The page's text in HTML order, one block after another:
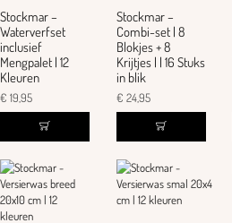
Stockmar –
Waterverfset
inclusief
Mengpalet | 12
Kleuren
€ 19,95
Stockmar –
Combi-set | 8
Blokjes + 8
Krijtjes | | 16 Stuks
in blik
€ 24,95